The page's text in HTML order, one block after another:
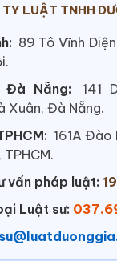
LUẬT TNHH
89 Tô Vĩnh
Đà Nẵng:
141
Xuân, Đà Nẵng.
161A Đào
vấn pháp luật:
Luật sư: